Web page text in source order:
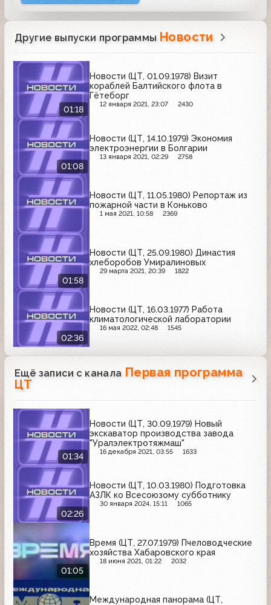
Другие выпуски программы Новости
01:18
Новости (ЦТ, 01.09.1978) Визит
кораблей Балтийского флота в
Гётеборг
12 января 2021, 23:07 2430
01:08
Новости (ЦТ, 14.10.1979) Экономия
электроэнергии в Болгарии
13 января 2021, 02:29 2758
Новости (ЦТ, 11.05.1980) Репортаж из
пожарной части в Коньково
1 мая 2021, 10:58 2369
01:58
Новости (ЦТ, 25.09.1980) Династия
хлеборобов Умиралиновых
29 марта 2021, 20:39 1822
02:36
Новости (ЦТ, 16.03.1977) Работа
климатологической лаборатории
16 мая 2022, 02:48 1545
Ещё записи с канала Первая программа
ЦТ
01:34
Новости (ЦТ, 30.09.1979) Новый
экскаватор производства завода
"Уралэлектротяжмаш"
16 декабря 2021, 03:55 1633
02:26
Новости (ЦТ, 10.03.1980) Подготовка
АЗЛК ко Всесоюзому субботнику
30 января 2024, 15:11 1065
01:05
Время (ЦТ, 27.07.1979) Пчеловодческие
хозяйства Хабаровского края
18 июня 2021, 01:22 2032
Международная панорама (ЦТ,